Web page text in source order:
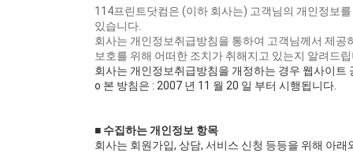
114프린트닷컴은 (이하 회사는) 고객님의 개인정보
있습니다.
회사는 개인정보취급방침을 통하여 고객님께서 제
보호를 위해 어떠한 조치가 취해지고 있는지 알려드
회사는 개인정보취급방침을 개정하는 경우 웹사이
ο 본 방침은 : 2007 년 11 월 20 일 부터 시행됩니다.
■ 수집하는 개인정보 항목
회사는 회원가입, 상담, 서비스 신청 등등을 위해 아